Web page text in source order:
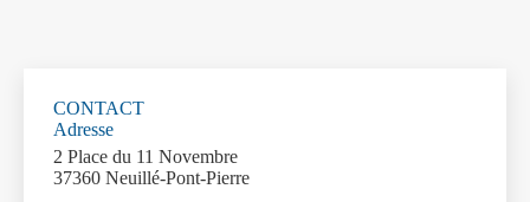
CONTACT
Adresse
2 Place du 11 Novembre
37360 Neuillé-Pont-Pierre